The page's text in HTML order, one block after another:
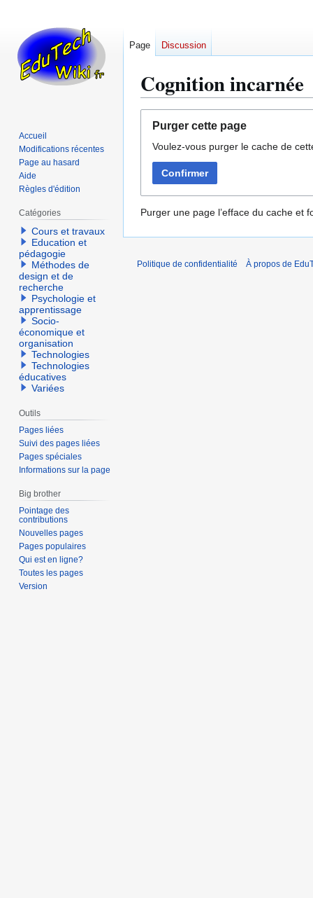
Cognition incarnée
navigation
recherche
Purger cette page
Voulez-vous purger le cache de
Confirmer
Purger une page l’efface du cache et
Page Discussion
Accueil
Modifications récentes
Page au hasard
Aide
Règles d'édition
Catégories
Cours et travaux
Education et
pédagogie
Méthodes de
design et de
recherche
Psychologie et
apprentissage
Socio-
économique et
organisation
Technologies
Technologies
éducatives
Variées
Outils
Pages liées
Suivi des pages liées
Pages spéciales
Informations sur la page
Big brother
Pointage des
contributions
Nouvelles pages
Pages populaires
Qui est en ligne?
Toutes les pages
Version
Politique de confidentialité À propos de